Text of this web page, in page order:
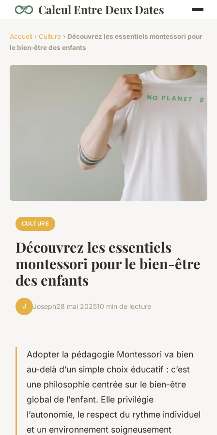
Calcul Entre Deux Dates
Accueil › Culture › Découvrez les essentiels montessori pour
le bien-être des enfants
CULTURE
Découvrez les essentiels
montessori pour le bien-être
des enfants
J Joseph28 mai 202510 min de lecture
Adopter la pédagogie Montessori va bien
au-delà d’un simple choix éducatif : c’est
une philosophie centrée sur le bien-être
global de l’enfant. Elle privilégie
l’autonomie, le respect du rythme individuel
et un environnement soigneusement